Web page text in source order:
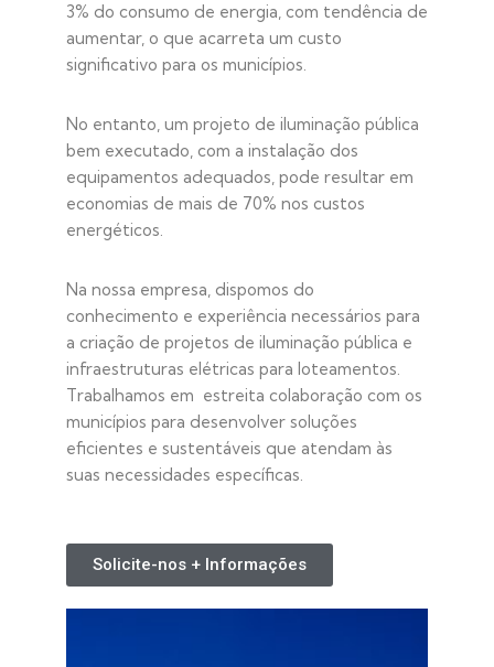
3% do consumo de energia, com tendência de
aumentar, o que acarreta um custo
significativo para os municípios.
No entanto, um projeto de iluminação pública
bem executado, com a instalação dos
equipamentos adequados, pode resultar em
economias de mais de 70% nos custos
energéticos.
Na nossa empresa, dispomos do
conhecimento e experiência necessários para
a criação de projetos de iluminação pública e
infraestruturas elétricas para loteamentos.
Trabalhamos em estreita colaboração com os
municípios para desenvolver soluções
eficientes e sustentáveis que atendam às
suas necessidades específicas.
Solicite-nos + Informações